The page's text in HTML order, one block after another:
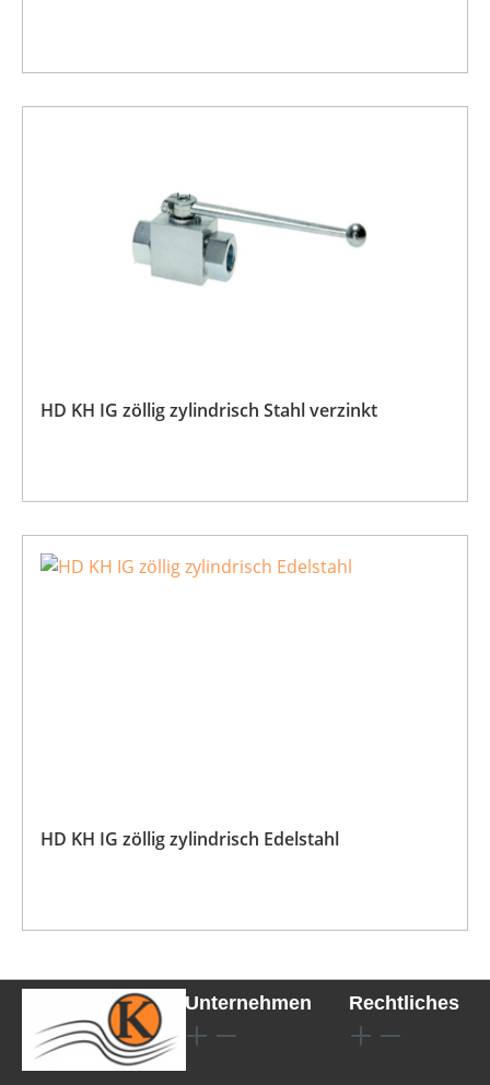
HD KH IG zöllig zylindrisch Stahl verzinkt
HD KH IG zöllig zylindrisch Edelstahl
Unternehmen Rechtliches